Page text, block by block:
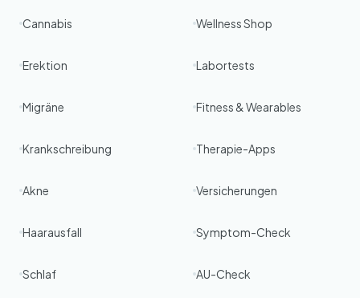
Cannabis
Erektion
Migräne
Krankschreibung
Akne
Haarausfall
Schlaf
Wellness Shop
Labortests
Fitness & Wearables
Therapie-Apps
Versicherungen
Symptom-Check
AU-Check